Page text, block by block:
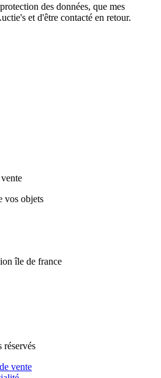
des données, que mes
et d'être contacté en retour.
vos objets
vente